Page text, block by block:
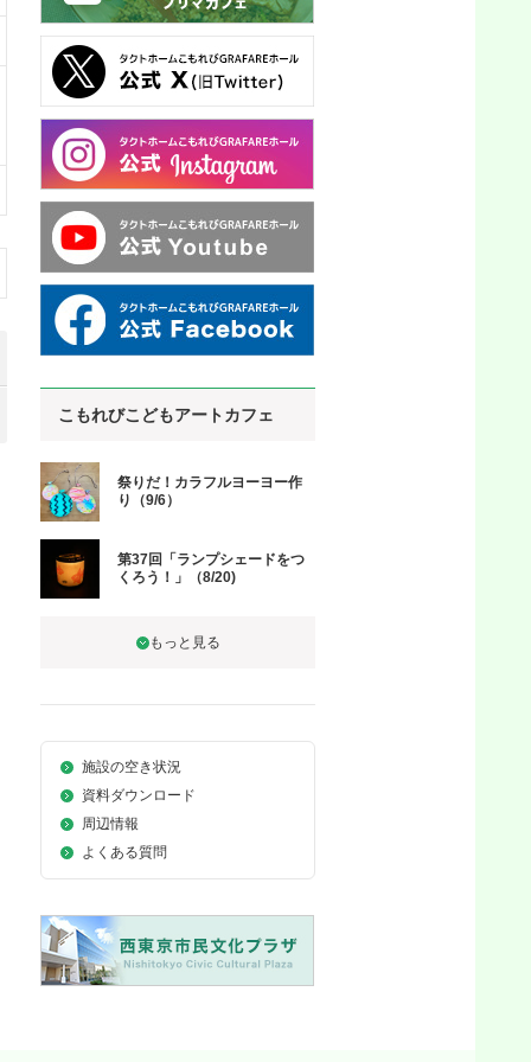
こもれびこどもアートカフェ
祭りだ！カラフルヨーヨー作
り（9/6）
第37回「ランプシェードをつ
くろう！」（8/20)
施設の空き状況
資料ダウンロード
周辺情報
よくある質問